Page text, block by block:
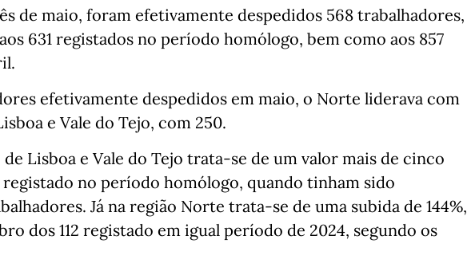
de maio, foram efetivamente despedidos 568 trabalhadores,
631 registados no período homólogo, bem como aos 857
efetivamente despedidos em maio, o Norte liderava com
e Vale do Tejo, com 250.
de Lisboa e Vale do Tejo trata-se de um valor mais de cinco
no período homólogo, quando tinham sido
Já na região Norte trata-se de uma subida de 144%,
dos 112 registado em igual período de 2024, segundo os